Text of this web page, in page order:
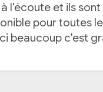
l'écoute et ils
pour toutes
beaucoup c'est